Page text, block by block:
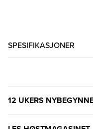
SPESIFIKASJONER
12 UKERS